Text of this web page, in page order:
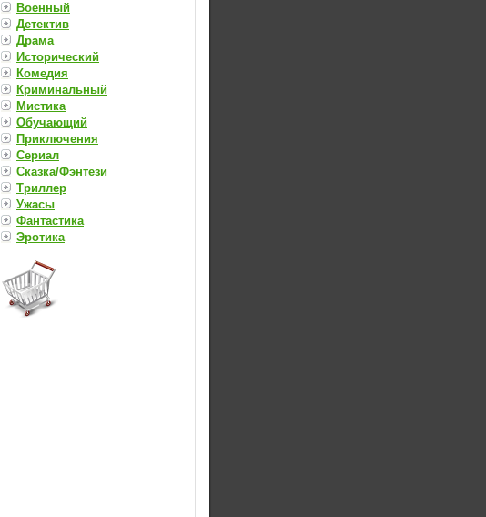
Военный
Детектив
Драма
Исторический
Комедия
Криминальный
Мистика
Обучающий
Приключения
Сериал
Сказка/Фэнтези
Триллер
Ужасы
Фантастика
Эротика